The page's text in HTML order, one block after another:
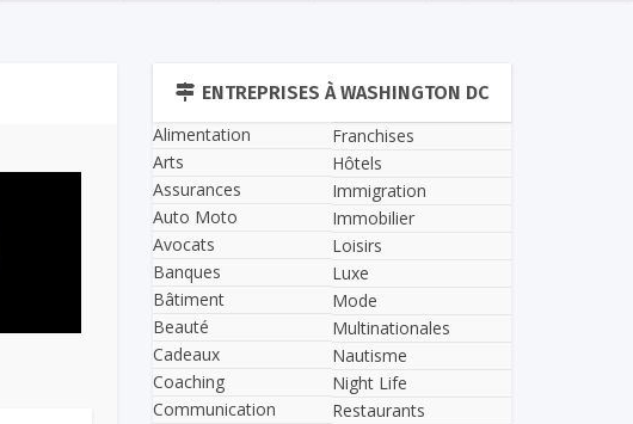
ENTREPRISES À WASHINGTON DC
Alimentation
Arts
Assurances
Auto Moto
Avocats
Banques
Bâtiment
Beauté
Cadeaux
Coaching
Communication
Franchises
Hôtels
Immigration
Immobilier
Loisirs
Luxe
Mode
Multinationales
Nautisme
Night Life
Restaurants